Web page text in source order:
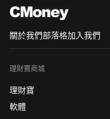
關於我們部落格加入我們
理財寶商城
理財寶
軟體